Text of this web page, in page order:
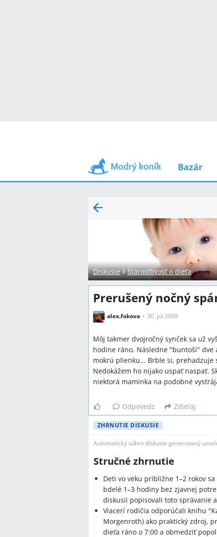
Bazár
Diskusie Starostlivosť o dieťa
Prerušený nočný
alex.fokova 30. júl 2009
Môj takmer dvojročný synček sa už
hodine ráno. Následne "buntoší"
mokrú plienku... Brble si, prehadzuje
Nedokážem ho nijako uspať naspať.
niektorá maminka na podobné
Odpovedz Zdieľaj
ZHRNUTIE DISKUSIE
Automatický súhrn diskusie generovaný
Stručné zhrnutie
Deti vo veku približne 1–2 rokov
bdelé 1–3 hodiny bez zjavnej
diskusii popisovali toto správanie
Viacerí rodičia odporúčali knihu
Morgenroth) ako praktický zdroj,
dieťa ráno o 7:00 a obmedziť